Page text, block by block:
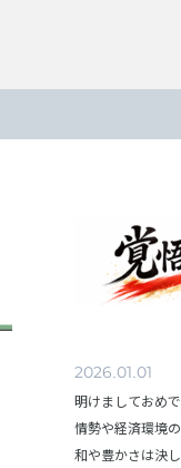
2026.01.01
明けましておめ
情勢や経済環境
和や豊かさは決